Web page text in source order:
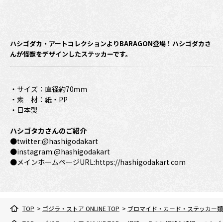
ハシゴダカ・アートコレクションよりBARAGON登場！ハシゴダカさ
んが怪獣をデザインしたステッカーです。
・サイズ：直径約70ｍｍ
・素 材：紙・PP
・日本製
ハシゴタカさんのご紹介
●twitter:@hashigodakart
●instagram:@hashigodakart
●メインホームページURL:https://hashigodakart.com
TOP > ゴジラ・ストア ONLINE TOP > ブロマイド・カード・ステッカー類